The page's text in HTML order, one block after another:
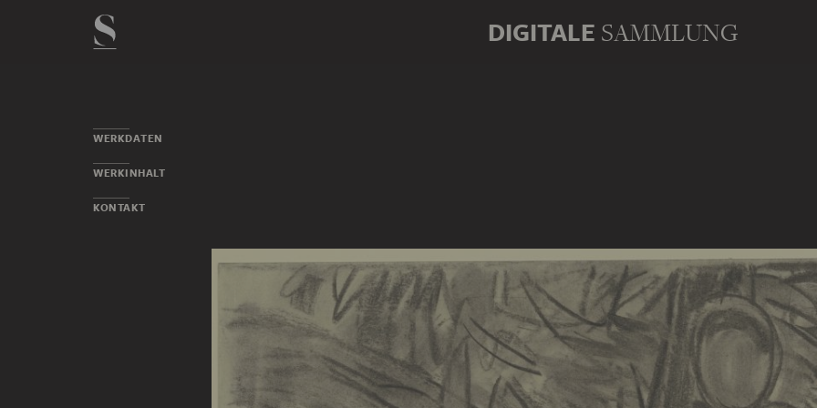
DIGITALE SAMMLUNG
WERKDATEN
WERKINHALT
KONTAKT